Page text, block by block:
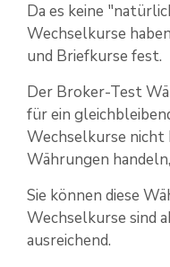
Da es keine
Wechselkurse
und Briefkurse fest.
Der Broker-Test
für ein
Wechselkurse nicht
Währungen
Sie können diese
Wechselkurse sind
ausreichend.